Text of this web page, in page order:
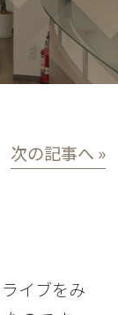
次の記事へ »
イブをみ